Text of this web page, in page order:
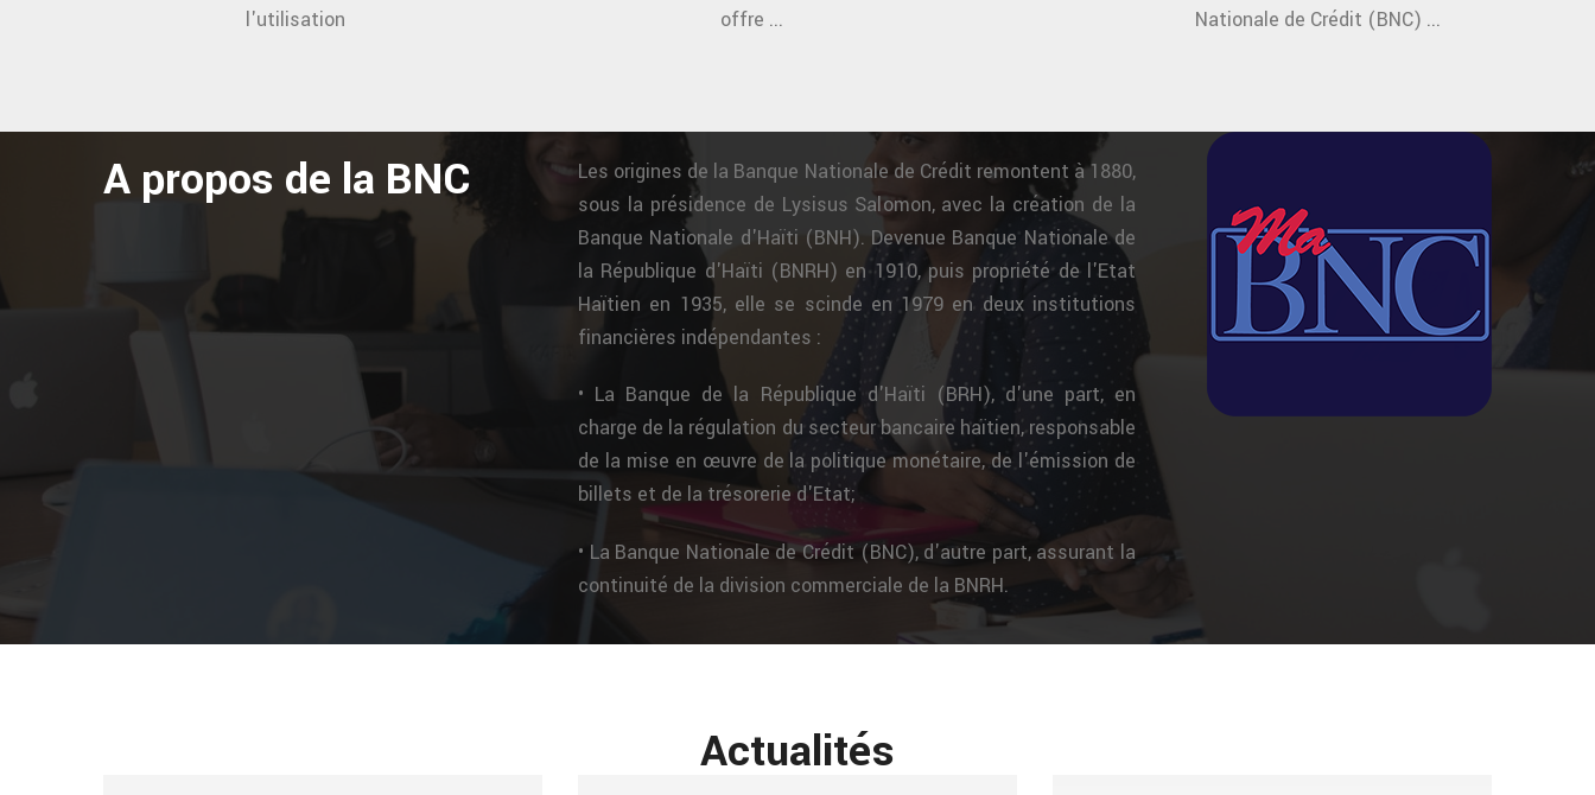
l'utilisation
offre ...
Nationale de Crédit (BNC) ...
A propos de la BNC
Les origines de la Banque Nationale de Crédit remontent à 1880,
sous la présidence de Lysisus Salomon, avec la création de la
Banque Nationale d'Haïti (BNH). Devenue Banque Nationale de
la République d'Haïti (BNRH) en 1910, puis propriété de l'Etat
Haïtien en 1935, elle se scinde en 1979 en deux institutions
financières indépendantes :
• La Banque de la République d'Haïti (BRH), d'une part, en
charge de la régulation du secteur bancaire haïtien, responsable
de la mise en œuvre de la politique monétaire, de l'émission de
billets et de la trésorerie d'Etat;
• La Banque Nationale de Crédit (BNC), d'autre part, assurant la
continuité de la division commerciale de la BNRH.
Actualités